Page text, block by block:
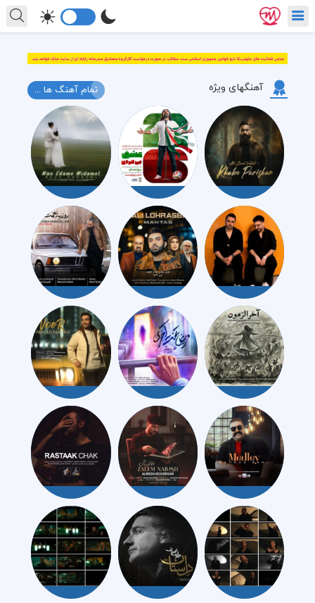
آهنگهای ویژه تمام آهنگ ها ...